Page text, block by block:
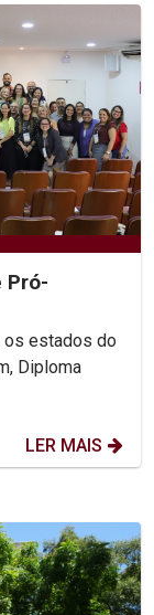
Pró-
os estados do
Diploma
LER MAIS